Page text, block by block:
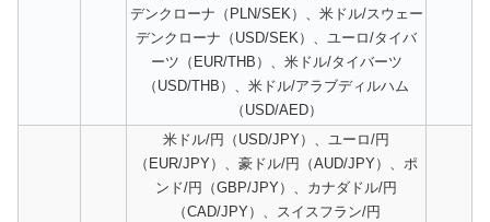
デンクローナ（PLN/SEK）、米ドル/スウェー
デンクローナ（USD/SEK）、ユーロ/タイバ
ーツ（EUR/THB）、米ドル/タイバーツ
（USD/THB）、米ドル/アラブディルハム
（USD/AED）
米ドル/円（USD/JPY）、ユーロ/円
（EUR/JPY）、豪ドル/円（AUD/JPY）、ポ
ンド/円（GBP/JPY）、カナダドル/円
（CAD/JPY）、スイスフラン/円